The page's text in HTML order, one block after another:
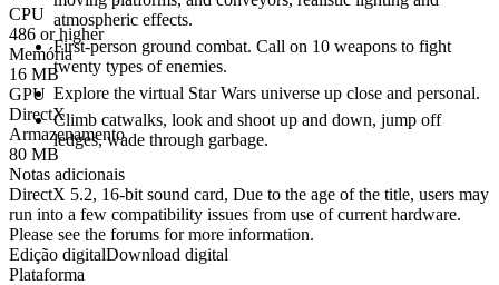
atmospheric effects.
First-person ground combat. Call on 10 weapons to fight
twenty types of enemies.
Explore the virtual Star Wars universe up close and personal.
Climb catwalks, look and shoot up and down, jump off
ledges, wade through garbage.
CPU
486 or higher
Memória
16 MB
GPU
DirectX
Armazenamento
80 MB
Notas adicionais
DirectX 5.2, 16-bit sound card, Due to the age of the title, users may
run into a few compatibility issues from use of current hardware.
Please see the forums for more information.
Edição digitalDownload digital
Plataforma